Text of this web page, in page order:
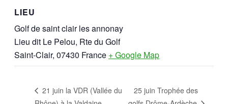
LIEU
Golf de saint clair les annonay
Lieu dit Le Pelou, Rte du Golf
Saint-Clair, 07430 France + Google Map
21 juin la VDR (Vallée du
25 juin Trophée des